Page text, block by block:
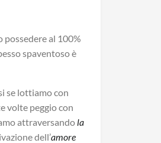
possedere al 100%
spaventoso è
se lottiamo con
volte peggio con
attraversandola
dell’amore